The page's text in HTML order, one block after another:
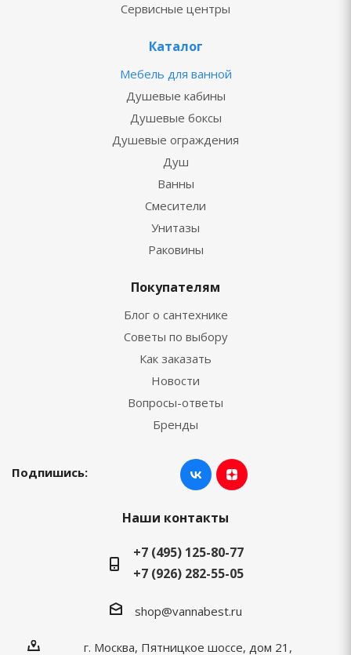
Сервисные центры
Каталог
Мебель для ванной
Душевые кабины
Душевые боксы
Душевые ограждения
Душ
Ванны
Смесители
Унитазы
Раковины
Покупателям
Блог о сантехнике
Советы по выбору
Как заказать
Новости
Вопросы-ответы
Бренды
Подпишись:
Наши контакты
+7 (495) 125-80-77
+7 (926) 282-55-05
shop@vannabest.ru
г. Москва, Пятницкое шоссе, дом 21,